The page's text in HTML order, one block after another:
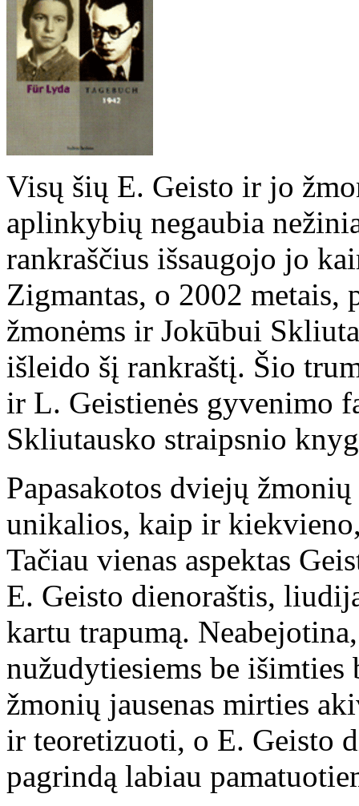
Visų šių E. Geisto ir jo
aplinkybių negaubia
rankraščius išsaugojo jo
Zigmantas, o 2002 metais,
žmonėms ir Jokūbui
išleido šį rankraštį. Šio
ir L. Geistienės gyvenimo
Skliutausko straipsnio
Papasakotos dviejų
unikalios, kaip ir
Tačiau vienas aspektas
E. Geisto dienoraštis,
kartu trapumą.
nužudytiesiems be
žmonių jausenas mirties
ir teoretizuoti, o E. Geisto
pagrindą labiau